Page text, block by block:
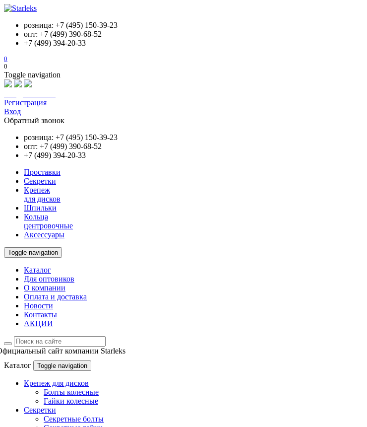
розница: +7 (495) 150-39-23
опт: +7 (499) 390-68-52
+7 (499) 394-20-33
0
0
Toggle navigation
Регистрация
Вход
Обратный звонок
розница: +7 (495) 150-39-23
опт: +7 (499) 390-68-52
+7 (499) 394-20-33
Проставки
Секретки
Крепеж
для дисков
Шпильки
Кольца
центровочные
Аксессуары
Toggle navigation
Каталог
Для оптовиков
О компании
Оплата и доставка
Новости
Контакты
АКЦИИ
сайт компании Starleks
Каталог
Toggle navigation
Крепеж для дисков
Болты колесные
Гайки колесные
Секретки
Секретные болты